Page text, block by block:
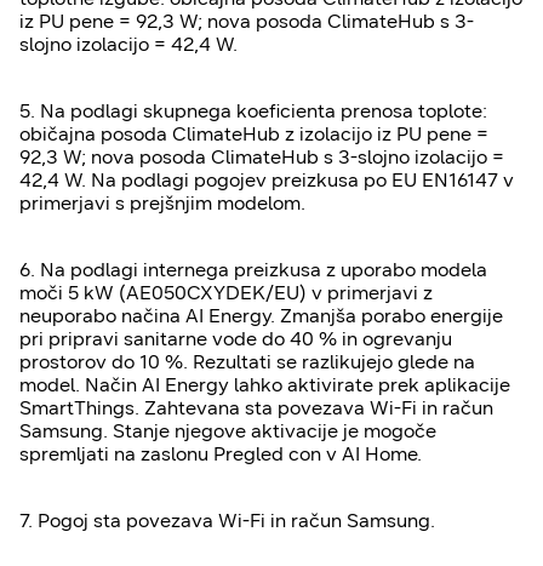
iz PU pene = 92,3 W; nova posoda ClimateHub s 3-
slojno izolacijo = 42,4 W.
5. Na podlagi skupnega koeficienta prenosa toplote:
običajna posoda ClimateHub z izolacijo iz PU pene =
92,3 W; nova posoda ClimateHub s 3-slojno izolacijo =
42,4 W. Na podlagi pogojev preizkusa po EU EN16147 v
primerjavi s prejšnjim modelom.
6. Na podlagi internega preizkusa z uporabo modela
moči 5 kW (AE050CXYDEK/EU) v primerjavi z
neuporabo načina AI Energy. Zmanjša porabo energije
pri pripravi sanitarne vode do 40 % in ogrevanju
prostorov do 10 %. Rezultati se razlikujejo glede na
model. Način AI Energy lahko aktivirate prek aplikacije
SmartThings. Zahtevana sta povezava Wi-Fi in račun
Samsung. Stanje njegove aktivacije je mogoče
spremljati na zaslonu Pregled con v AI Home.
7. Pogoj sta povezava Wi-Fi in račun Samsung.